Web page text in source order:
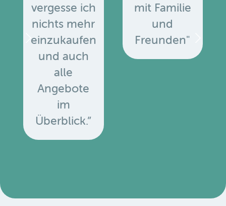
vergesse ich
nichts mehr
einzukaufen
und auch
alle
Angebote
im
Überblick.”
mit Familie
und
Freunden"